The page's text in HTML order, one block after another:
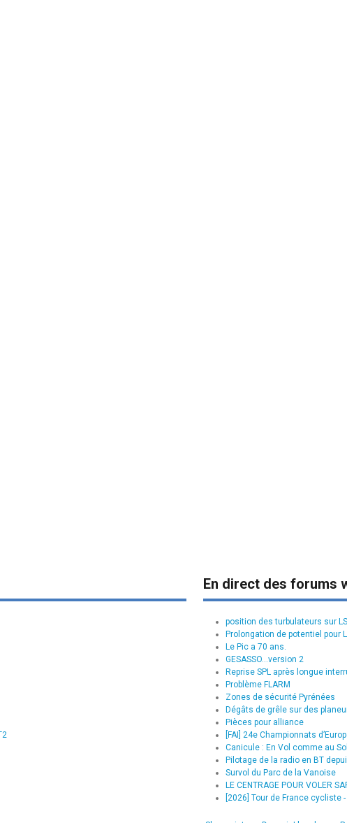
En direct des forums
position des turbulateurs sur
Prolongation de potentiel pour
Le Pic a 70 ans.
GESASSO...version 2
Reprise SPL après longue
Problème FLARM
Zones de sécurité Pyrénées
Dégâts de grêle sur des
Pièces pour alliance
[FAI] 24e Championnats
Canicule : En Vol comme au
Pilotage de la radio en BT
Survol du Parc de la Vanoise
LE CENTRAGE POUR VOLER
[2026] Tour de France cycliste